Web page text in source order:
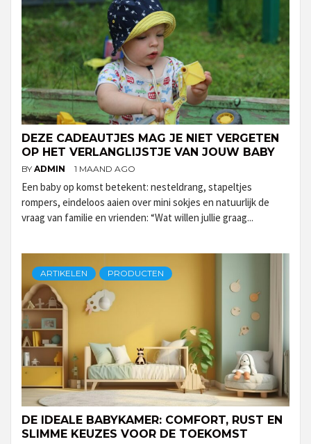
DEZE CADEAUTJES MAG JE NIET VERGETEN
OP HET VERLANGLIJSTJE VAN JOUW BABY
BY ADMIN 1 MAAND AGO
Een baby op komst betekent: nesteldrang, stapeltjes
rompers, eindeloos aaien over mini sokjes en natuurlijk de
vraag van familie en vrienden: “Wat willen jullie graag...
ARTIKELEN PRODUCTEN
DE IDEALE BABYKAMER: COMFORT, RUST EN
SLIMME KEUZES VOOR DE TOEKOMST